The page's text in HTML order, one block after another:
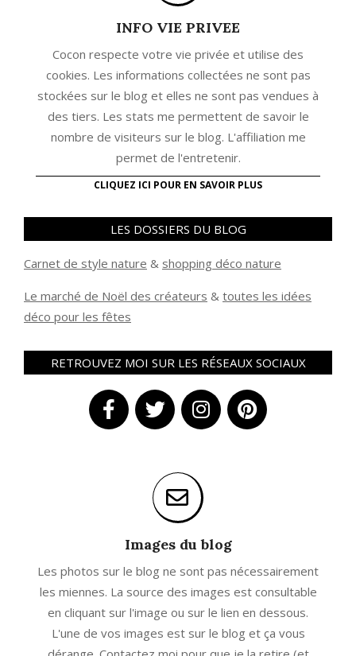
INFO VIE PRIVEE
Cocon respecte votre vie privée et utilise des
cookies. Les informations collectées ne sont pas
stockées sur le blog et elles ne sont pas vendues à
des tiers. Les stats me permettent de savoir le
nombre de visiteurs sur le blog. L'affiliation me
permet de l'entretenir.
CLIQUEZ ICI POUR EN SAVOIR PLUS
LES DOSSIERS DU BLOG
Carnet de style nature & shopping déco nature
Le marché de Noël des créateurs & toutes les idées
déco pour les fêtes
RETROUVEZ MOI SUR LES RÉSEAUX SOCIAUX
Images du blog
Les photos sur le blog ne sont pas nécessairement
les miennes. La source des images est consultable
en cliquant sur l'image ou sur le lien en dessous.
L'une de vos images est sur le blog et ça vous